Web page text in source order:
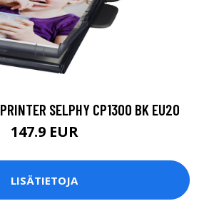
SELPHY CP1300 BK EU20
147.9 EUR
LISÄTIETOJA